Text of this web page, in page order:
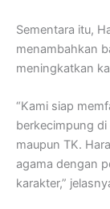
Sementara itu,
menambahkan
meningkatkan
“Kami siap
berkecimpung di
maupun TK.
agama dengan
karakter,”